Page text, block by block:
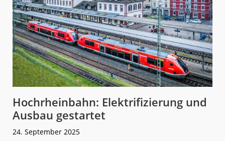
Hochrheinbahn: Elektrifizierung und
Ausbau gestartet
24. September 2025